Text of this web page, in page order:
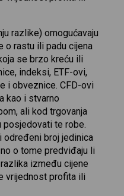
razlike) omogućavaju
o rastu ili padu cijena
se brzo kreću ili
indeksi, ETF-ovi,
i obveznice. CFD-ovi
kao i stvarno
ali kod trgovanja
posjedovati te robe.
određeni broj jedinica
o tome predviđaju li
između cijene
vrijednost profita ili